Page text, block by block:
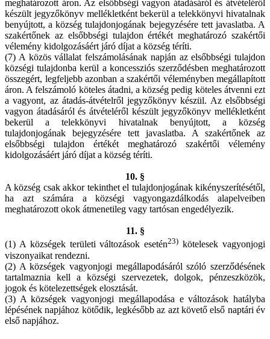
meghatározott áron. Az elsőbbségi vagyon átadásáról és átvételéről
készült jegyzőkönyv mellékletként bekerül a telekkönyvi hivatalnak
benyújtott, a község tulajdonjogának bejegyzésére tett javaslatba. A
szakértőnek az elsőbbségi tulajdon értékét meghatározó szakértői
vélemény kidolgozásáért járó díjat a község téríti.
(7) A közös vállalat felszámolásának napján az elsőbbségi tulajdon
községi tulajdonba kerül a koncessziós szerződésben meghatározott
összegért, legfeljebb azonban a szakértői véleményben megállapított
áron. A felszámoló köteles átadni, a község pedig köteles átvenni ezt
a vagyont, az átadás-átvételről jegyzőkönyv készül. Az elsőbbségi
vagyon átadásáról és átvételéről készült jegyzőkönyv mellékletként
bekerül a telekkönyvi hivatalnak benyújtott, a község
tulajdonjogának bejegyzésére tett javaslatba. A szakértőnek az
elsőbbségi tulajdon értékét meghatározó szakértői vélemény
kidolgozásáért járó díjat a község téríti.
10. §
A község csak akkor tekinthet el tulajdonjogának kikényszerítésétől,
ha azt számára a községi vagyongazdálkodás alapelveiben
meghatározott okok átmenetileg vagy tartósan engedélyezik.
11. §
(1) A községek területi változások esetén23) kötelesek vagyonjogi
viszonyaikat rendezni.
(2) A községek vagyonjogi megállapodásáról szóló szerződésének
tartalmaznia kell a községi szervezetek, dolgok, pénzeszközök,
jogok és kötelezettségek elosztását.
(3) A községek vagyonjogi megállapodása e változások hatályba
lépésének napjához kötődik, legkésőbb az azt követő első naptári év
első napjához.